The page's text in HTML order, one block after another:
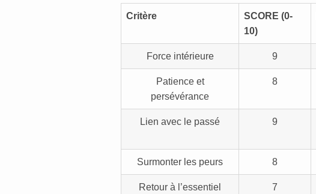
Critère SCORE (0-
10)
Force intérieure 9
Patience et
persévérance
8
Lien avec le passé 9
Surmonter les peurs 8
Retour à l’essentiel 7